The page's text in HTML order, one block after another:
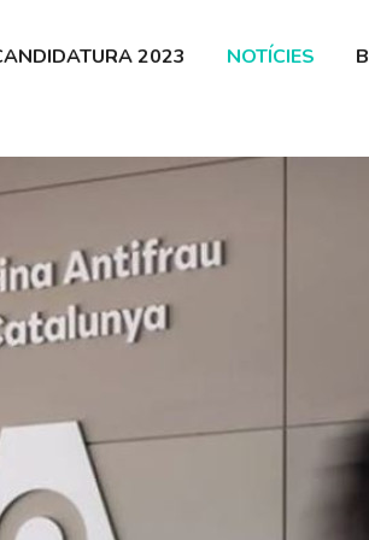
2023 NOTÍCIES